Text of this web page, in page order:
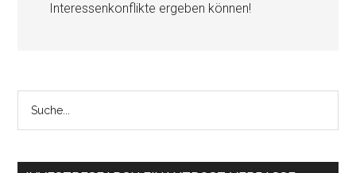
Interessenkonflikte ergeben können!